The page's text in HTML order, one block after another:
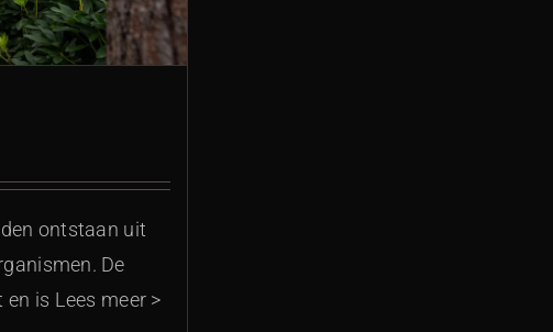
ontstaan uit
De
is Lees meer >